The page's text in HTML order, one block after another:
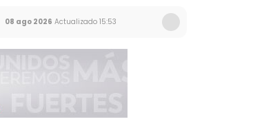
08 ago 2026 Actualizado 15:53